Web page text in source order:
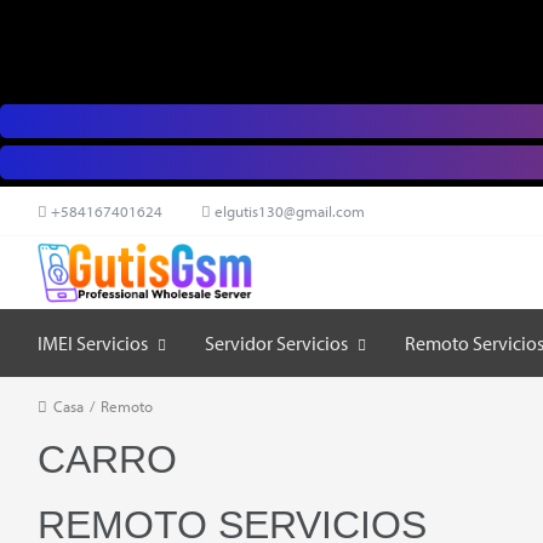
+584167401624 elgutis130@gmail.com
IMEI Servicios Servidor Servicios Remoto Servicios
Casa / Remoto
CARRO
REMOTO SERVICIOS